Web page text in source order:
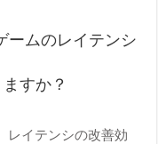
ームのレイテンシ
すか？
レイテンシの改善効